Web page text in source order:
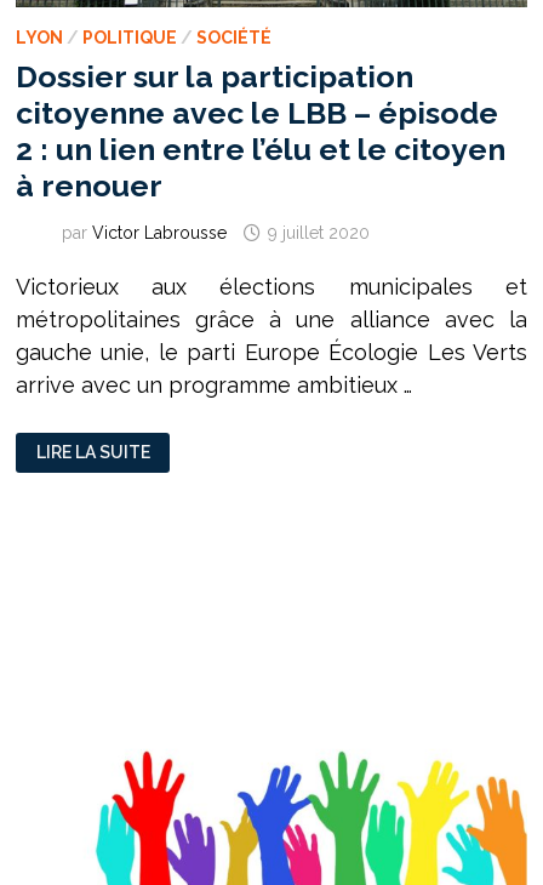
LYON / POLITIQUE / SOCIÉTÉ
Dossier sur la participation
citoyenne avec le LBB – épisode
2 : un lien entre l’élu et le citoyen
à renouer
par Victor Labrousse 9 juillet 2020
Victorieux aux élections municipales et
métropolitaines grâce à une alliance avec la
gauche unie, le parti Europe Écologie Les Verts
arrive avec un programme ambitieux …
DOSSIER
SUR
LA
LIRE LA SUITE